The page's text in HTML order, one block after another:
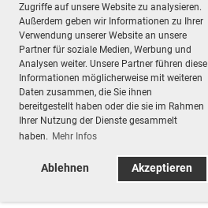
Zugriffe auf unsere Website zu analysieren.
Außerdem geben wir Informationen zu Ihrer
Verwendung unserer Website an unsere
Partner für soziale Medien, Werbung und
Analysen weiter. Unsere Partner führen diese
Informationen möglicherweise mit weiteren
Daten zusammen, die Sie ihnen
bereitgestellt haben oder die sie im Rahmen
Ihrer Nutzung der Dienste gesammelt
haben. Mehr Infos
Ablehnen Akzeptieren